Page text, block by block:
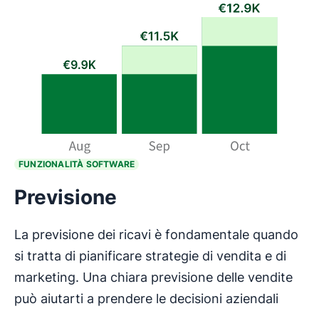
FUNZIONALITÀ SOFTWARE
Previsione
La previsione dei ricavi è fondamentale quando
si tratta di pianificare strategie di vendita e di
marketing. Una chiara previsione delle vendite
può aiutarti a prendere le decisioni aziendali